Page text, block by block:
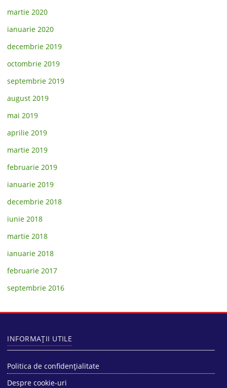
martie 2020
ianuarie 2020
decembrie 2019
octombrie 2019
septembrie 2019
august 2019
mai 2019
aprilie 2019
martie 2019
februarie 2019
ianuarie 2019
decembrie 2018
iunie 2018
martie 2018
ianuarie 2018
februarie 2017
septembrie 2016
INFORMAȚII UTILE
Politica de confidențialitate
Despre cookie-uri